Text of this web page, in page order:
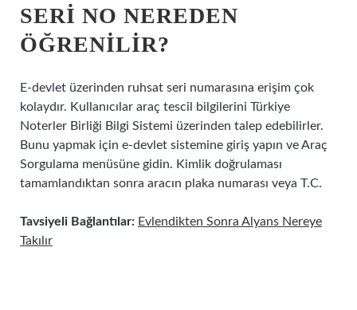
SERI NO NEREDEN
ÖĞRENILIR?
E-devlet üzerinden ruhsat seri numarasına erişim çok
kolaydır. Kullanıcılar araç tescil bilgilerini Türkiye
Noterler Birliği Bilgi Sistemi üzerinden talep edebilirler.
Bunu yapmak için e-devlet sistemine giriş yapın ve Araç
Sorgulama menüsüne gidin. Kimlik doğrulaması
tamamlandıktan sonra aracın plaka numarası veya T.C.
Tavsiyeli Bağlantılar: Evlendikten Sonra Alyans Nereye
Takılır